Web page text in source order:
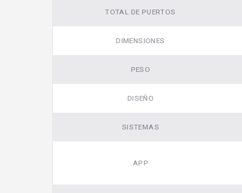
TOTAL DE PUERTOS
DIMENSIONES
PESO
DISEÑO
SISTEMAS
APP